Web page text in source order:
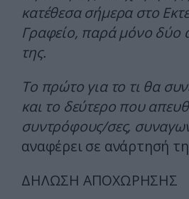
κατέθεσα σήμερα στο
Γραφείο, παρά μόνο δύο
της.
Το πρώτο για το τι θα
και το δεύτερο που
συντρόφους/σες,
αναφέρει σε ανάρτησή
ΔΗΛΩΣΗ ΑΠΟΧΩΡΗΣΗΣ